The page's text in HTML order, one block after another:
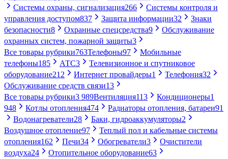
Системы охраны, сигнализация266
Системы контроля и
управления доступом837 Защита информации32
Знаки
безопасности8 Охранные спецсредства9
Обслуживание
охранных систем, пожарной защиты3
Все товары рубрики763Телефоны97
Мобильные
телефоны185 АТС3
Телевизионное и спутниковое
оборудование212 Интернет провайдеры1 Телефония32
Обслуживание средств связи13
Все товары рубрики3 989Вентиляция113 Кондиционеры1
948
Котлы отопления474 Радиаторы отопления, батареи91
Водонагреватели28 Баки, гидроаккумуляторы2
Воздушное отопление97
Теплый пол и кабельные системы
отопления162 Печи34 Обогреватели3
Очистители
воздуха24 Отопительное оборудование63